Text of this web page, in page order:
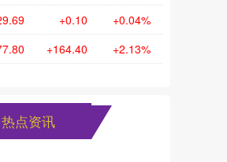
+0.10 +0.04%
+164.40 +2.13%
热点资讯